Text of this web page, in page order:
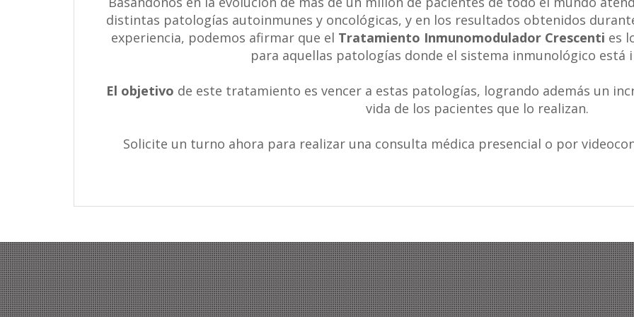
distintas patologías autoinmunes y oncológicas, y en los resultados obtenidos
experiencia, podemos afirmar que el Tratamiento Inmunomodulador Crescenti es
para aquellas patologías donde el sistema inmunológico está
El objetivo de este tratamiento es vencer a estas patologías, logrando además un
vida de los pacientes que lo realizan.
Solicite un turno ahora para realizar una consulta médica presencial o por